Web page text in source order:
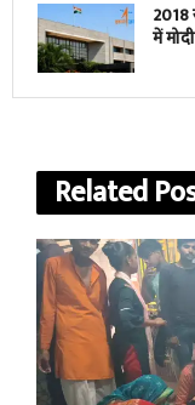
2018
में
Related